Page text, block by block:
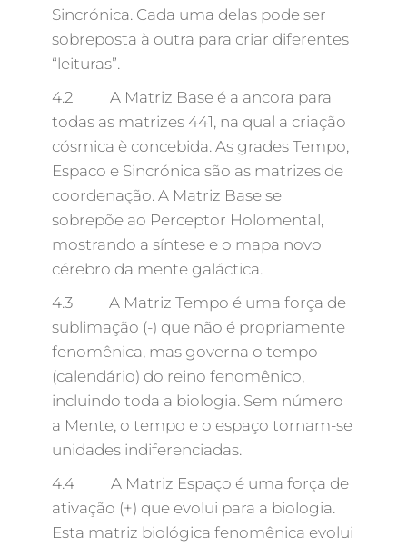
Sincrónica. Cada uma delas pode ser
sobreposta à outra para criar diferentes
“leituras”.
4.2 A Matriz Base é a ancora para
todas as matrizes 441, na qual a criação
cósmica è concebida. As grades Tempo,
Espaco e Sincrónica são as matrizes de
coordenação. A Matriz Base se
sobrepõe ao Perceptor Holomental,
mostrando a síntese e o mapa novo
cérebro da mente galáctica.
4.3 A Matriz Tempo é uma força de
sublimação (-) que não é propriamente
fenomênica, mas governa o tempo
(calendário) do reino fenomênico,
incluindo toda a biologia. Sem número
a Mente, o tempo e o espaço tornam-se
unidades indiferenciadas.
4.4 A Matriz Espaço é uma força de
ativação (+) que evolui para a biologia.
Esta matriz biológica fenomênica evolui